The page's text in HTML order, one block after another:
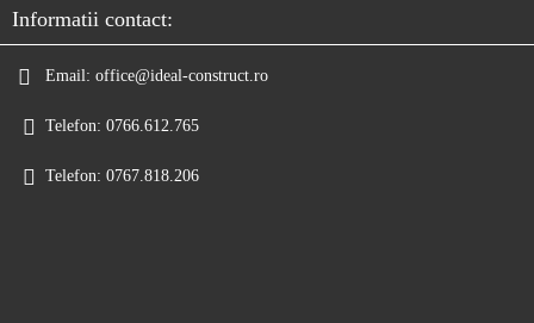
Informatii contact:
Email: office@ideal-construct.ro
Telefon: 0766.612.765
Telefon: 0767.818.206